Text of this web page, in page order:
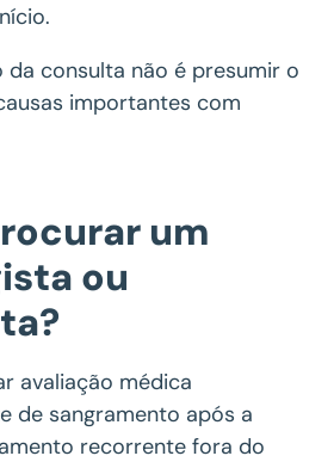
da consulta não é presumir o
importantes com
um
ou
avaliação médica
de sangramento após a
recorrente fora do